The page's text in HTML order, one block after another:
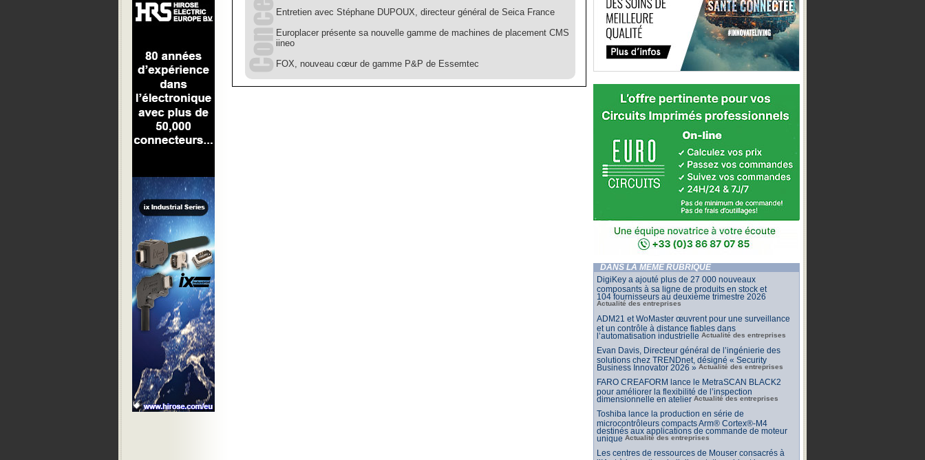
Entretien avec Stéphane DUPOUX, directeur général de Seica France
Europlacer présente sa nouvelle gamme de machines de placement CMS
iineo
FOX, nouveau cœur de gamme P&P de Essemtec
DANS LA MÊME RUBRIQUE
DigiKey a ajouté plus de 27 000 nouveaux
composants à sa ligne de produits en stock et
104 fournisseurs au deuxième trimestre 2026
Actualité des entreprises
ADM21 et WoMaster œuvrent pour une surveillance
et un contrôle à distance fiables dans
l’automatisation industrielle Actualité des entreprises
Evan Davis, Directeur général de l’ingénierie des
solutions chez TRENDnet, désigné « Security
Business Innovator 2026 » Actualité des entreprises
FARO CREAFORM lance le MetraSCAN BLACK2
pour améliorer la flexibilité de l’inspection
dimensionnelle en atelier Actualité des entreprises
Toshiba lance la production en série de
microcontrôleurs compacts Arm® Cortex®-M4
destinés aux applications de commande de moteur
unique Actualité des entreprises
Les centres de ressources de Mouser consacrés à